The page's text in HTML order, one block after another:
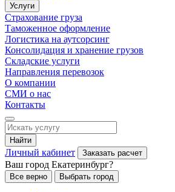
Услуги
Страхование груза
Таможенное оформление
Логистика на аутсорсинг
Консолидация и хранение грузов
Складские услуги
Направления перевозок
О компании
СМИ о нас
Контакты
Найти
Личный кабинет Заказать расчет
Ваш город Екатеринбург?
Все верно Выбрать город